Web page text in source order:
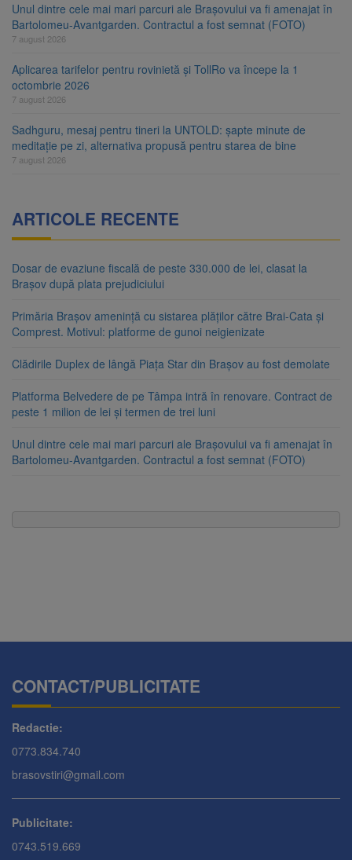
Unul dintre cele mai mari parcuri ale Brașovului va fi amenajat în
Bartolomeu-Avantgarden. Contractul a fost semnat (FOTO)
7 august 2026
Aplicarea tarifelor pentru rovinietă și TollRo va începe la 1
octombrie 2026
7 august 2026
Sadhguru, mesaj pentru tineri la UNTOLD: șapte minute de
meditație pe zi, alternativa propusă pentru starea de bine
7 august 2026
ARTICOLE RECENTE
Dosar de evaziune fiscală de peste 330.000 de lei, clasat la
Brașov după plata prejudiciului
Primăria Brașov amenință cu sistarea plăților către Brai-Cata și
Comprest. Motivul: platforme de gunoi neigienizate
Clădirile Duplex de lângă Piața Star din Brașov au fost demolate
Platforma Belvedere de pe Tâmpa intră în renovare. Contract de
peste 1 milion de lei și termen de trei luni
Unul dintre cele mai mari parcuri ale Brașovului va fi amenajat în
Bartolomeu-Avantgarden. Contractul a fost semnat (FOTO)
CONTACT/PUBLICITATE
Redactie:
0773.834.740
brasovstiri@gmail.com
Publicitate:
0743.519.669